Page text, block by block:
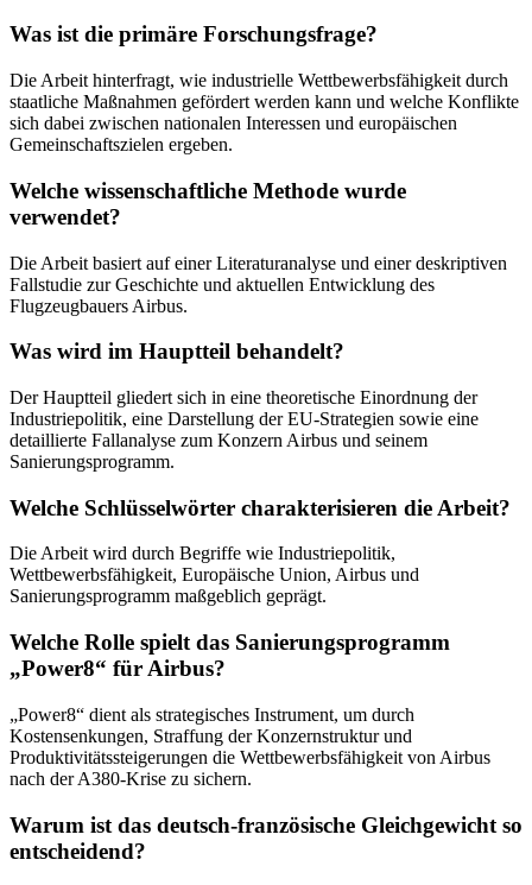
Was ist die primäre Forschungsfrage?
Die Arbeit hinterfragt, wie industrielle Wettbewerbsfähigkeit durch
staatliche Maßnahmen gefördert werden kann und welche Konflikte
sich dabei zwischen nationalen Interessen und europäischen
Gemeinschaftszielen ergeben.
Welche wissenschaftliche Methode wurde
verwendet?
Die Arbeit basiert auf einer Literaturanalyse und einer deskriptiven
Fallstudie zur Geschichte und aktuellen Entwicklung des
Flugzeugbauers Airbus.
Was wird im Hauptteil behandelt?
Der Hauptteil gliedert sich in eine theoretische Einordnung der
Industriepolitik, eine Darstellung der EU-Strategien sowie eine
detaillierte Fallanalyse zum Konzern Airbus und seinem
Sanierungsprogramm.
Welche Schlüsselwörter charakterisieren die Arbeit?
Die Arbeit wird durch Begriffe wie Industriepolitik,
Wettbewerbsfähigkeit, Europäische Union, Airbus und
Sanierungsprogramm maßgeblich geprägt.
Welche Rolle spielt das Sanierungsprogramm
„Power8“ für Airbus?
„Power8“ dient als strategisches Instrument, um durch
Kostensenkungen, Straffung der Konzernstruktur und
Produktivitätssteigerungen die Wettbewerbsfähigkeit von Airbus
nach der A380-Krise zu sichern.
Warum ist das deutsch-französische Gleichgewicht so
entscheidend?